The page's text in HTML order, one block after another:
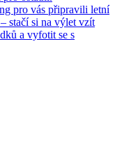
pro vás připravili letní
stačí si na výlet vzít
a vyfotit se s